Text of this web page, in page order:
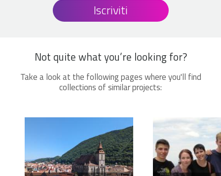
Iscriviti
Not quite what you’re looking for?
Take a look at the following pages where you'll find
collections of similar projects: